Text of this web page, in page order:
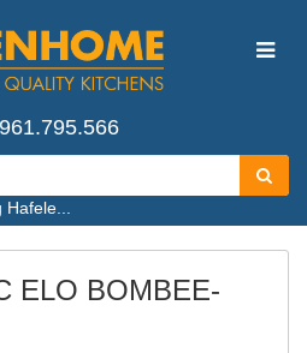
Hafele...
ELO BOMBEE-